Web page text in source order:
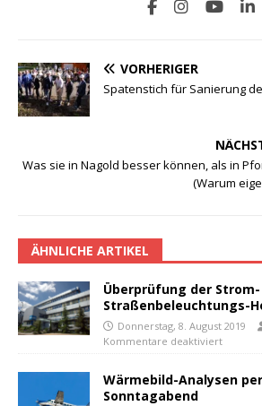
VORHERIGER
Spatenstich für Sanierung
Was sie in Nagold besser können, als in
(Warum
ÄHNLICHE ARTIKEL
Überprüfung der
Straßenbeleuchtungs-
Donnerstag, 8. August 2019
Kommentare deaktiviert
Wärmebild-Analysen
Sonntagabend